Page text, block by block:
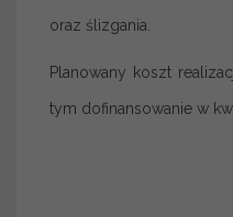
oraz ślizgania.
Planowany koszt
tym dofinansowanie w